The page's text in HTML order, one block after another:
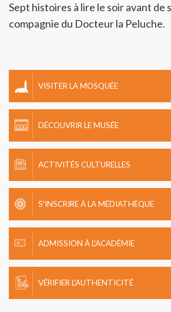
Sept histoires à lire le soir avant de
compagnie du Docteur la Peluche.
VISITER LA MOSQUÉE
DÉCOUVRIR LE MUSÉE
ACTIVITÉS CULTURELLES
S'INSCRIRE À LA MÉDIATHÈQUE
ADMISSION À L'ACADÉMIE
VÉRIFIER L'AUTHENTICITÉ